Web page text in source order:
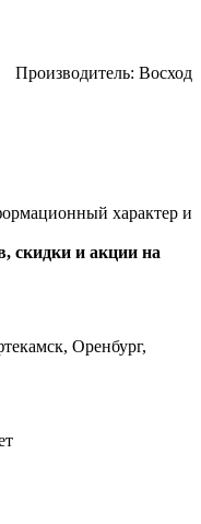
Производитель: Восход
характер и
скидки и акции на
Оренбург,